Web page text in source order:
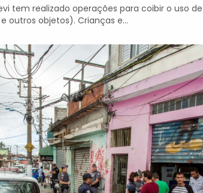
tem realizado operações para coibir o uso
outros objetos). Crianças e...